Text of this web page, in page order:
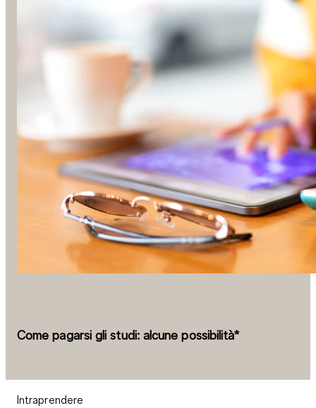
Come pagarsi gli studi: alcune possibilità*
Intraprendere